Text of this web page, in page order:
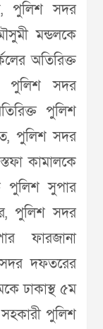
পুলিশ সদর
মন্ডলকে
অতিরিক্ত
পুলিশ সদর
পুলিশ
পুলিশ সদর
কামালকে
পুলিশ সুপার
পুলিশ সদর
ফারজানা
দফতরের
ঢাকাস্থ ৫ম
পুলিশ